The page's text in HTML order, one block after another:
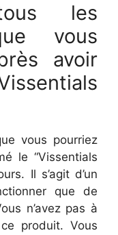
les
vous
avoir
vous pourriez
le “Vissentials
Il s’agit d’un
que de
n’avez pas à
produit. Vous